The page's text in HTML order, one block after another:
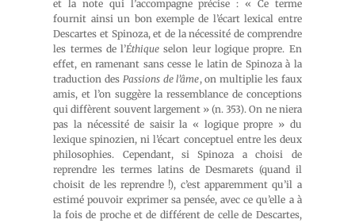
et la note qui l’accompagne précise : « Ce terme
fournit ainsi un bon exemple de l’écart lexical entre
Descartes et Spinoza, et de la nécessité de comprendre
les termes de l’Éthique selon leur logique propre. En
effet, en ramenant sans cesse le latin de Spinoza à la
traduction des Passions de l’âme, on multiplie les faux
amis, et l’on suggère la ressemblance de conceptions
qui diffèrent souvent largement » (n. 353). On ne niera
pas la nécessité de saisir la « logique propre » du
lexique spinozien, ni l’écart conceptuel entre les deux
philosophies. Cependant, si Spinoza a choisi de
reprendre les termes latins de Desmarets (quand il
choisit de les reprendre !), c’est apparemment qu’il a
estimé pouvoir exprimer sa pensée, avec ce qu’elle a à
la fois de proche et de différent de celle de Descartes,